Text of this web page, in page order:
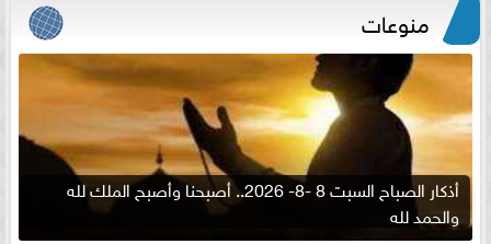
منوعات
أذكار الصباح السبت 8 -8- 2026.. أصبحنا وأصبح الملك لله
والحمد لله